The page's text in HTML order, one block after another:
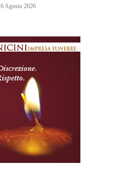
6 Agosto 2026